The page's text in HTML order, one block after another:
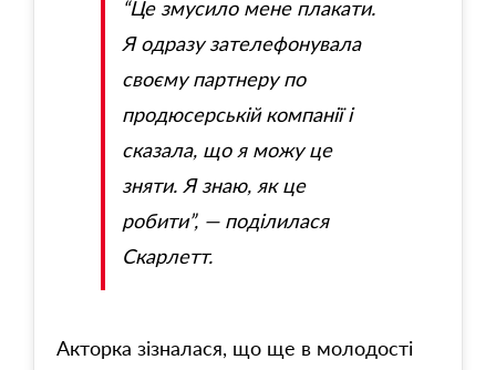
“Це змусило мене плакати.
Я одразу зателефонувала
своєму партнеру по
продюсерській компанії і
сказала, що я можу це
зняти. Я знаю, як це
робити”, — поділилася
Скарлетт.
Акторка зізналася, що ще в молодості